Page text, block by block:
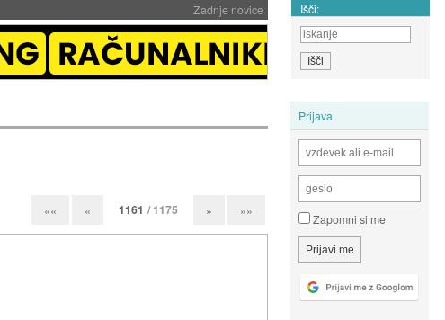
Zadnje novice Išči:
Prijava
Zapomni si me
«« « 1161 / 1175 » »»